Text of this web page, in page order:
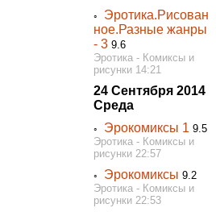
◦ Эротика.Рисован
ное.Разные жанры
- 3 9.6
Эротика - Комиксы и
рисунки 14:21
24 Сентября 2014
Среда
◦ Эрокомиксы 1 9.5
Эротика - Комиксы и
рисунки 22:57
◦ Эрокомиксы 9.2
Эротика - Комиксы и
рисунки 22:53